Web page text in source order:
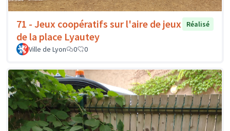
71 - Jeux coopératifs sur l'aire de jeux
de la place Lyautey
Réalisé
Ville de Lyon 0 0